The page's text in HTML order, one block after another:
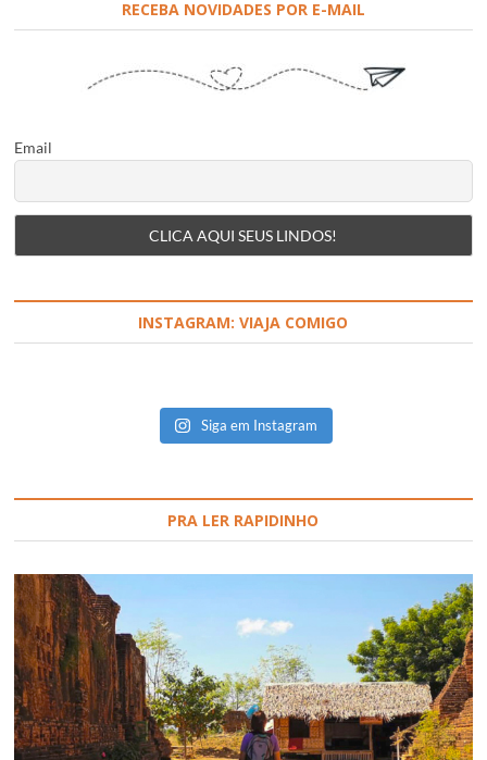
RECEBA NOVIDADES POR E-MAIL
Email
INSTAGRAM: VIAJA COMIGO
Siga em Instagram
PRA LER RAPIDINHO